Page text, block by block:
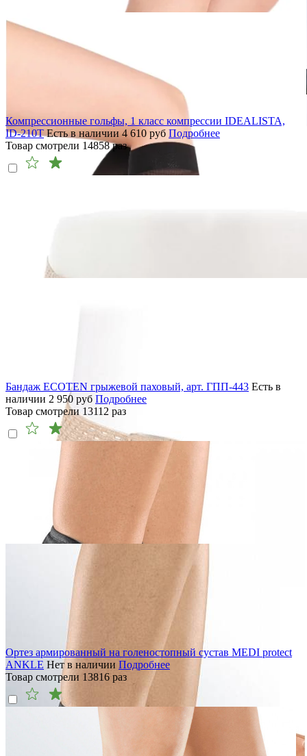
Компрессионные гольфы, 1 класс компрессии IDEALISTA,
ID-210T Есть в наличии 4 610 руб Подробнее
Товар смотрели 14858раз
Бандаж ECOTEN грыжевой паховый, арт. ГПП-443 Есть в
наличии 2 950 руб Подробнее
Товар смотрели 13112 раз
Ортез армированный на голеностопный сустав MEDI protect
ANKLE Нет в наличии Подробнее
Товар смотрели 13816 раз